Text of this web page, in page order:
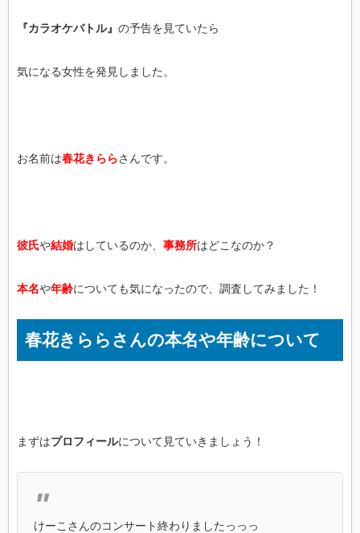
『カラオケバトル』 の予告を見ていたら
気になる女性を発見しました。
お名前は春花きららさんです。
彼氏や結婚はしているのか、 事務所はどこなのか？
本名や年齢についても気になったので、調査してみました！
春花きららさんの本名や年齢について
まずはプロフィールについて見ていきましょう！
けーこさんのコンサート終わりましたっっっ